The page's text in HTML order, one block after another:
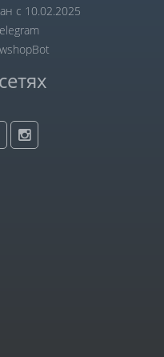
с 10.02.2025